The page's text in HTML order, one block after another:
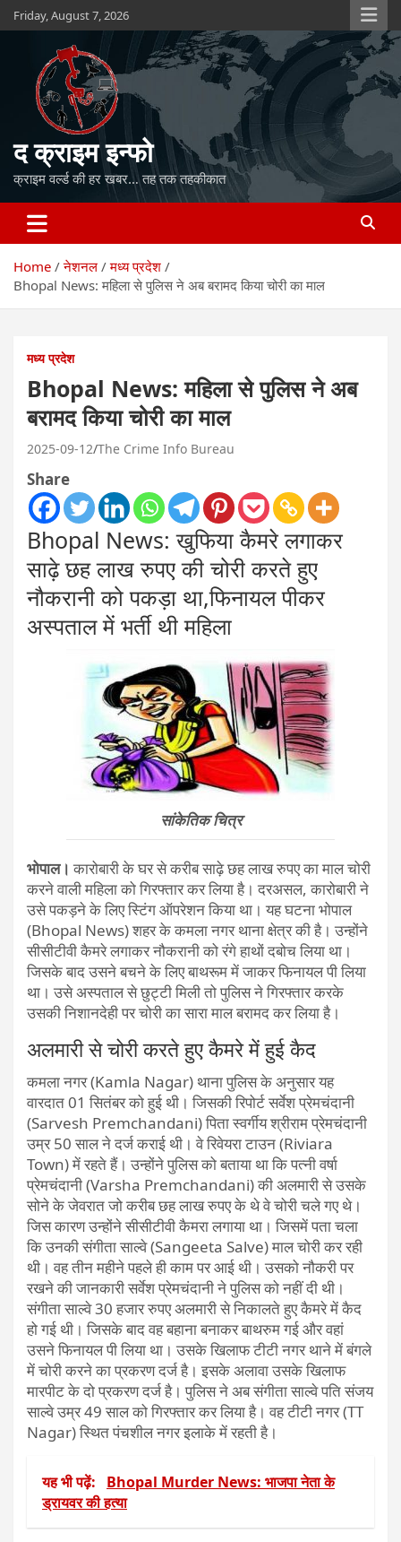
Skip
to
Friday, August 7, 2026
द क्राइम इन्फो
क्राइम वर्ल्ड की हर खबर… तह तक तहकीकात
Home नेशनल
मध्य प्रदेश
Bhopal News: महिला से पुलिस ने अब बरामद किया चोरी का माल
मध्य प्रदेश
Bhopal News: महिला से पुलिस ने अब
बरामद किया चोरी का माल
2025-09-12 The Crime Info Bureau
Share
Bhopal News: खुफिया कैमरे लगाकर
साढ़े छह लाख रुपए की चोरी करते हुए
नौकरानी को पकड़ा था,फिनायल पीकर
अस्पताल में भर्ती थी महिला
सांकेतिक चित्र
भोपाल। कारोबारी के घर से करीब साढ़े छह लाख रुपए का माल चोरी
करने वाली महिला को गिरफ्तार कर लिया है। दरअसल, कारोबारी ने
उसे पकड़ने के लिए स्टिंग ऑपरेशन किया था। यह घटना भोपाल
(Bhopal News) शहर के कमला नगर थाना क्षेत्र की है। उन्होंने
सीसीटीवी कैमरे लगाकर नौकरानी को रंगे हाथों दबोच लिया था।
जिसके बाद उसने बचने के लिए बाथरूम में जाकर फिनायल पी लिया
था। उसे अस्पताल से छुट्टी मिली तो पुलिस ने गिरफ्तार करके
उसकी निशानदेही पर चोरी का सारा माल बरामद कर लिया है।
अलमारी से चोरी करते हुए कैमरे में हुई कैद
कमला नगर (Kamla Nagar) थाना पुलिस के अनुसार यह
वारदात 01 सितंबर को हुई थी। जिसकी रिपोर्ट सर्वेश प्रेमचंदानी
(Sarvesh Premchandani) पिता स्वर्गीय श्रीराम प्रेमचंदानी
उम्र 50 साल ने दर्ज कराई थी। वे रिवेयरा टाउन (Riviara
Town) में रहते हैं। उन्होंने पुलिस को बताया था कि पत्नी वर्षा
प्रेमचंदानी (Varsha Premchandani) की अलमारी से उसके
सोने के जेवरात जो करीब छह लाख रुपए के थे वे चोरी चले गए थे।
जिस कारण उन्होंने सीसीटीवी कैमरा लगाया था। जिसमें पता चला
कि उनकी संगीता साल्वे (Sangeeta Salve) माल चोरी कर रही
थी। वह तीन महीने पहले ही काम पर आई थी। उसको नौकरी पर
रखने की जानकारी सर्वेश प्रेमचंदानी ने पुलिस को नहीं दी थी।
संगीता साल्वे 30 हजार रुपए अलमारी से निकालते हुए कैमरे में कैद
हो गई थी। जिसके बाद वह बहाना बनाकर बाथरुम गई और वहां
उसने फिनायल पी लिया था। उसके खिलाफ टीटी नगर थाने में बंगले
में चोरी करने का प्रकरण दर्ज है। इसके अलावा उसके खिलाफ
मारपीट के दो प्रकरण दर्ज है। पुलिस ने अब संगीता साल्वे पति संजय
साल्वे उम्र 49 साल को गिरफ्तार कर लिया है। वह टीटी नगर (TT
Nagar) स्थित पंचशील नगर इलाके में रहती है।
यह भी पढ़ें:
Bhopal Murder News: भाजपा नेता के
ड्रायवर की हत्या